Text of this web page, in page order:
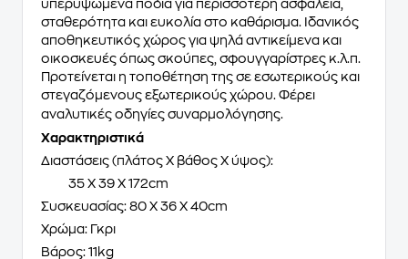
υπερυψωμένα πόδια για περισσότερη ασφάλεια,
σταθερότητα και ευκολία στο καθάρισμα. Ιδανικός
αποθηκευτικός χώρος για ψηλά αντικείμενα και
οικοσκευές όπως σκούπες, σφουγγαρίστρες κ.λ.π.
Προτείνεται η τοποθέτηση της σε εσωτερικούς και
στεγαζόμενους εξωτερικούς χώρου. Φέρει
αναλυτικές οδηγίες συναρμολόγησης.
Χαρακτηριστικά
Διαστάσεις (πλάτος Χ βάθος Χ ύψος):
35 Χ 39 Χ 172cm
Συσκευασίας: 80 Χ 36 Χ 40cm
Χρώμα: Γκρι
Βάρος: 11kg